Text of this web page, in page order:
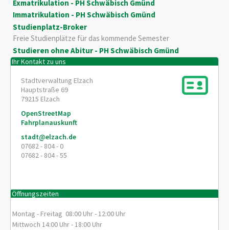
Exmatrikulation - PH Schwäbisch Gmünd
Immatrikulation - PH Schwäbisch Gmünd
Studienplatz-Broker
Freie Studienplätze für das kommende Semester
Studieren ohne Abitur - PH Schwäbisch Gmünd
Ihr Kontakt zu uns
Stadtverwaltung Elzach
Hauptstraße 69
79215 Elzach
OpenStreetMap
Fahrplanauskunft
stadt@elzach.de
07682 - 804 - 0
07682 - 804 - 55
Öffnungszeiten
Montag - Freitag 08:00 Uhr - 12:00 Uhr
Mittwoch 14:00 Uhr - 18:00 Uhr